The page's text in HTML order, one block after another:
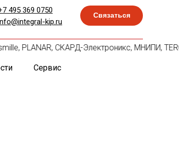
Связаться
495 369 0750
kip.ru
СКАРД-Электроникс, МНИПИ,
Сервис